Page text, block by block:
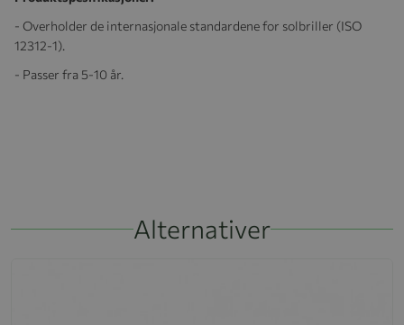
- Overholder de internasjonale standardene for solbriller (ISO
12312-1).
- Passer fra 5-10 år.
Alternativer